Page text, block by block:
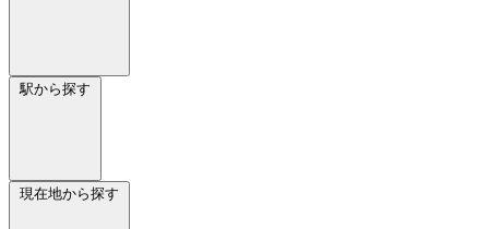
駅から探す
現在地から探す